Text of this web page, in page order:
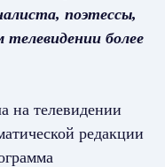
поэтессы,
телевидении более
на телевидении
редакции